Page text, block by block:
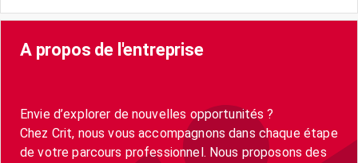
A propos de l'entreprise
Envie d’explorer de nouvelles opportunités ?
Chez Crit, nous vous accompagnons dans chaque étape
de votre parcours professionnel. Nous proposons des